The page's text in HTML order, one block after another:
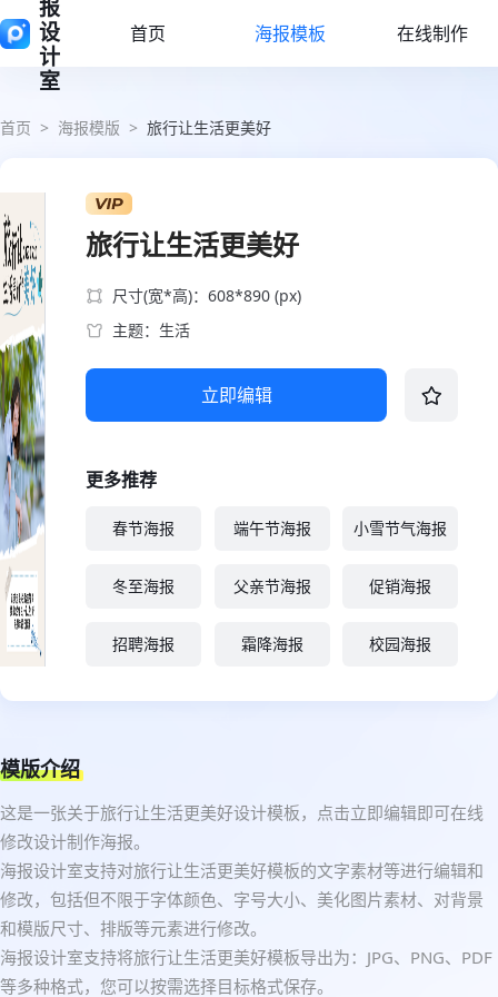
报
设
计
室
首页 海报模板 在线制作
首页 > 海报模版 > 旅行让生活更美好
旅行让生活更美好
尺寸(宽*高)：608*890 (px)
主题：生活
立即编辑
更多推荐
春节海报 端午节海报 小雪节气海报
冬至海报 父亲节海报 促销海报
招聘海报 霜降海报 校园海报
模版介绍
这是一张关于旅行让生活更美好设计模板，点击立即编辑即可在线
修改设计制作海报。
海报设计室支持对旅行让生活更美好模板的文字素材等进行编辑和
修改，包括但不限于字体颜色、字号大小、美化图片素材、对背景
和模版尺寸、排版等元素进行修改。
海报设计室支持将旅行让生活更美好模板导出为：JPG、PNG、PDF
等多种格式，您可以按需选择目标格式保存。